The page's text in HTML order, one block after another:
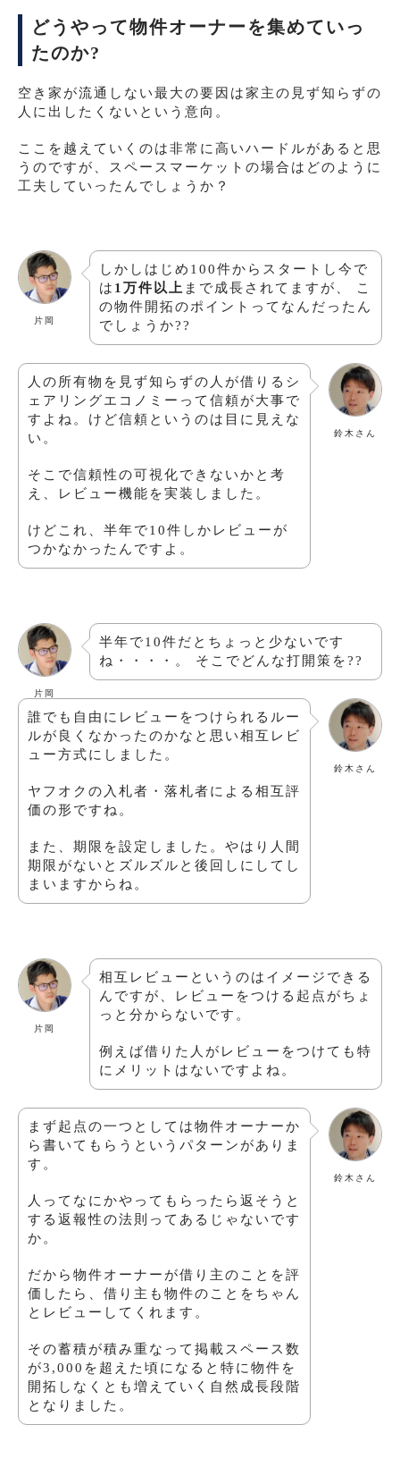
どうやって物件オーナーを集めていっ
たのか?
空き家が流通しない最大の要因は家主の見ず知らずの
人に出したくないという意向。
ここを越えていくのは非常に高いハードルがあると思
うのですが、スペースマーケットの場合はどのように
工夫していったんでしょうか？
片岡
しかしはじめ100件からスタートし今で
は 1万件以上 まで成長されてますが、 こ
の物件開拓のポイントってなんだったん
でしょうか??
鈴木さん
人の所有物を見ず知らずの人が借りるシ
ェアリングエコノミーって信頼が大事で
すよね。けど信頼というのは目に見えな
い。
そこで信頼性の可視化できないかと考
え、レビュー機能を実装しました。
けどこれ、半年で10件しかレビューが
つかなかったんですよ。
片岡
半年で10件だとちょっと少ないです
ね・・・・。 そこでどんな打開策を??
鈴木さん
誰でも自由にレビューをつけられるルー
ルが良くなかったのかなと思い相互レビ
ュー方式にしました。
ヤフオクの入札者・落札者による相互評
価の形ですね。
また、期限を設定しました。やはり人間
期限がないとズルズルと後回しにしてし
まいますからね。
片岡
相互レビューというのはイメージできる
んですが、レビューをつける起点がちょ
っと分からないです。
例えば借りた人がレビューをつけても特
にメリットはないですよね。
鈴木さん
まず起点の一つとしては物件オーナーか
ら書いてもらうというパターンがありま
す。
人ってなにかやってもらったら返そうと
する返報性の法則ってあるじゃないです
か。
だから物件オーナーが借り主のことを評
価したら、借り主も物件のことをちゃん
とレビューしてくれます。
その蓄積が積み重なって掲載スペース数
が3,000を超えた頃になると特に物件を
開拓しなくとも増えていく自然成長段階
となりました。